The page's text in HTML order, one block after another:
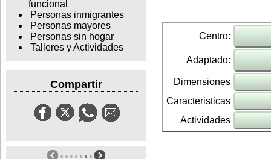
funcional
Personas inmigrantes
Personas mayores
Personas sin hogar
Talleres y Actividades
Compartir
Centro:
Adaptado:
Dimensiones
Caracteristicas
Actividades